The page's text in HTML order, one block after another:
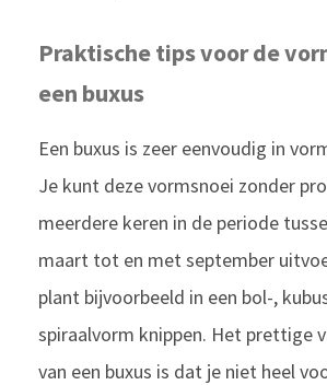
Praktische tips voor de
een buxus
Een buxus is zeer eenvoudig in
Je kunt deze vormsnoei zonder
meerdere keren in de periode
maart tot en met september
plant bijvoorbeeld in een bol-,
spiraalvorm knippen. Het prettige
van een buxus is dat je niet heel